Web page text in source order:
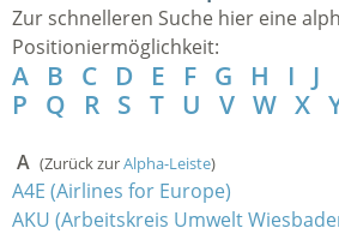
Zur schnelleren Suche hier eine
Positioniermöglichkeit:
A B C D E F G H I J
P Q R S T U V W X
A (Zurück zurAlpha-Leiste)
A4E (Airlines for Europe)
AKU (Arbeitskreis Umwelt